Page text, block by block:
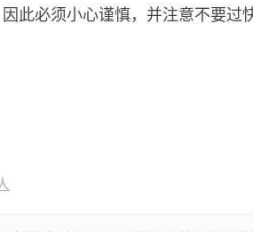
必须小心谨慎，并注意不要过